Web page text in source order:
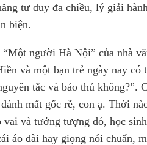
tư duy đa chiều, lý giải
biện.
“Một người Hà Nội” của nhà
và một bạn trẻ ngày nay có
tắc và bảo thủ không?”.
mất gốc rễ, con ạ. Thời
vai và tưởng tượng đó, học
áo dài hay giọng nói chuẩn,